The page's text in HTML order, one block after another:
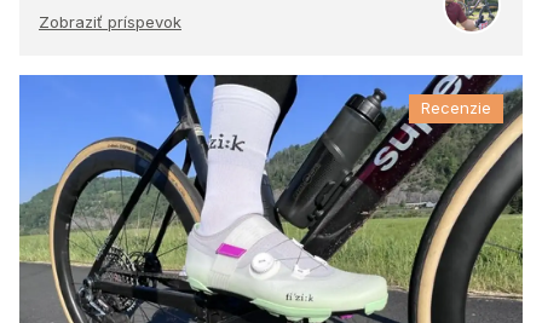
Zobraziť príspevok
Recenzie